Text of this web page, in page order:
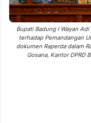
Bupati Badung I Wayan
terhadap Pemandangan
dokumen Raperda dalam
Gosana, Kantor DPRD